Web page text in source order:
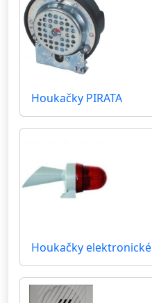
Houkačky PIRATA
Houkačky elektronické